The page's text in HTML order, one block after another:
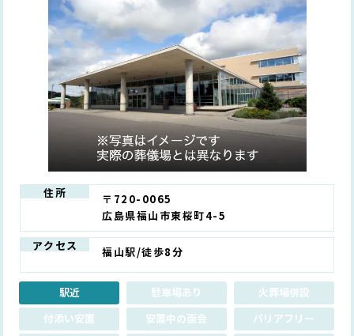
住所
〒720-0065
広島県福山市東桜町4-5
アクセス 福山駅/徒歩8分
駅近 駐車場あり
火葬場併設
付添い安置
安置中の面会
バリアフリー